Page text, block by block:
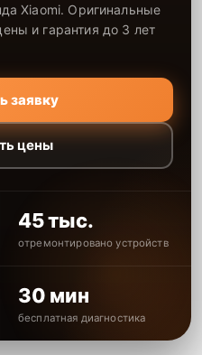
Xiaomi. Оригинальные
и гарантия до 3 лет
заявку
цены
45 тыс.
отремонтировано устройств
30 мин
бесплатная диагностика